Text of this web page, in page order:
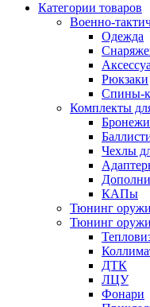
Категории товаров
Военно-
Одежда
Рюкзаки
Спины-
Комплекты
Чехлы
КАПы
Тюнинг
Тюнинг
ДТК
ЛЦУ
Фонари